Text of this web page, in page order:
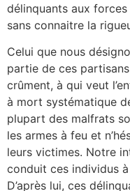
délinquants aux
sans connaitre la
Celui que nous
partie de ces
crûment, à qui veut
à mort systématique
plupart des malfrats
les armes à feu et
leurs victimes. Notre
conduit ces individus
D’après lui, ces